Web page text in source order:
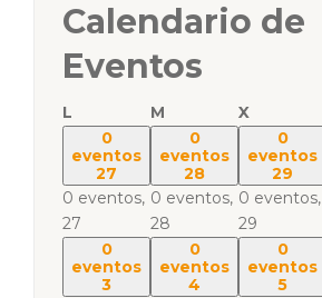
Calendario de
Eventos
L M X
0
eventos
27
0 eventos,
27
0
eventos
28
0 eventos,
28
0
eventos
29
0 eventos,
29
0
eventos
3
0
eventos
4
0
eventos
5